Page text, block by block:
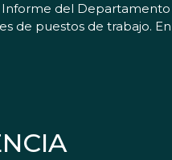
del Departamento
de puestos de trabajo.